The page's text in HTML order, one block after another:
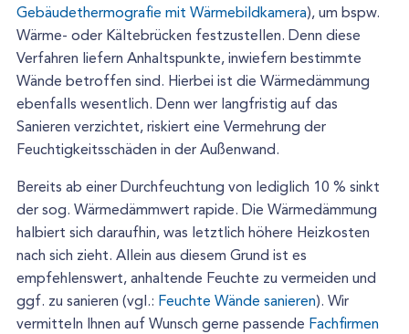
Gebäudethermografie mit Wärmebildkamera), um bspw.
Wärme- oder Kältebrücken festzustellen. Denn diese
Verfahren liefern Anhaltspunkte, inwiefern bestimmte
Wände betroffen sind. Hierbei ist die Wärmedämmung
ebenfalls wesentlich. Denn wer langfristig auf das
Sanieren verzichtet, riskiert eine Vermehrung der
Feuchtigkeitsschäden in der Außenwand.
Bereits ab einer Durchfeuchtung von lediglich 10 % sinkt
der sog. Wärmedämmwert rapide. Die Wärmedämmung
halbiert sich daraufhin, was letztlich höhere Heizkosten
nach sich zieht. Allein aus diesem Grund ist es
empfehlenswert, anhaltende Feuchte zu vermeiden und
ggf. zu sanieren (vgl.: Feuchte Wände sanieren). Wir
vermitteln Ihnen auf Wunsch gerne passende Fachfirmen